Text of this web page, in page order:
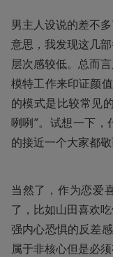
男主人设说的差不
意思，我发现这几
层次感较低。总而
模特工作来印证颜
的模式是比较常见
咧咧”。试想一下
的接近一个大家都
当然了，作为恋爱
了，比如山田喜欢
强内心恐惧的反差
属于非核心但是必须